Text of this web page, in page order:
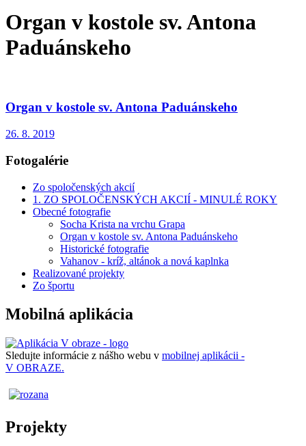
Organ v kostole sv. Antona
Paduánskeho
Organ v kostole sv. Antona Paduánskeho
26. 8. 2019
Fotogalérie
Zo spoločenských akcií
1. ZO SPOLOČENSKÝCH AKCIÍ - MINULÉ ROKY
Obecné fotografie
Socha Krista na vrchu Grapa
Organ v kostole sv. Antona Paduánskeho
Historické fotografie
Vahanov - kríž, altánok a nová kaplnka
Realizované projekty
Zo športu
Mobilná aplikácia
Sledujte informácie z nášho webu v mobilnej aplikácii -
V OBRAZE.
Projekty